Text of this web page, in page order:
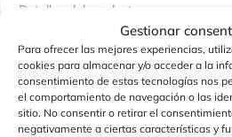
Gestionar
Para ofrecer las mejores experiencias,
cookies para almacenar y/o acceder a la
consentimiento de estas tecnologías nos
el comportamiento de navegación o las
sitio. No consentir o retirar el
negativamente a ciertas características y
Detalles del producto:
Altura del cubo: 9,5 cm
Edad recomendada: a partir de 1 año
Presentación: en red para fácil
Fabricado en China
Un set perfecto para horas de